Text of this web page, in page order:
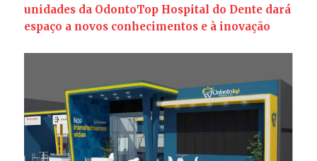
unidades da OdontoTop Hospital do Dente dará
espaço a novos conhecimentos e à inovação